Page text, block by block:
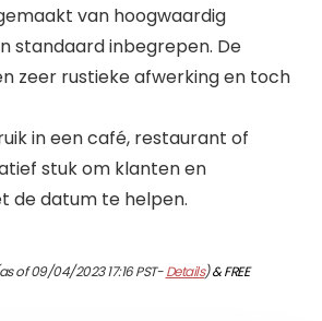
van hoogwaardig
standaard inbegrepen. De
zeer rustieke afwerking en toch
in een café, restaurant of
stuk om klanten en
de datum te helpen.
of 09/04/2023 17:16 PST-Details)&FREE